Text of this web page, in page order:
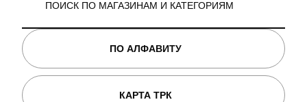
ПО АЛФАВИТУ
КАРТА ТРК